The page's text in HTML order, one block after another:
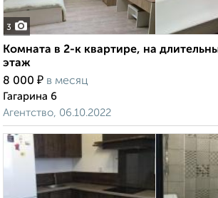
3
Комната в 2-к квартире, на
этаж
8 000 ₽ в месяц
Гагарина 6
Агентство, 06.10.2022